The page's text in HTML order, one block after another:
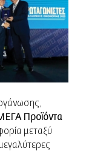
Προϊόντα
μεταξύ